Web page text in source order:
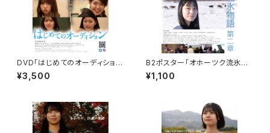
DVD「はじめてのオーディショ
ン」
¥3,500
B2ポスター「オホーツク流氷物
語第二章」
¥1,100